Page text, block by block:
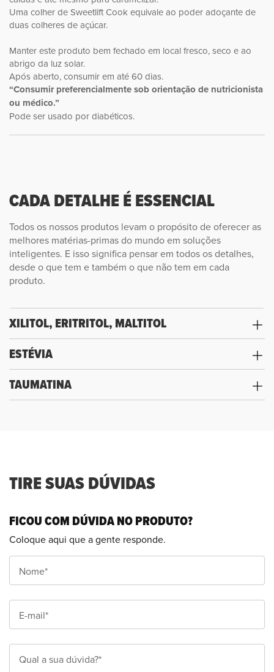
FAVORITA.
bolos com Sweetlift Cook.
Uma colher de Sweetlift Cook equivale ao poder adoçante de
duas colheres de açúcar.
Manter este produto bem fechado em local fresco, seco e ao
abrigo da luz solar.
Após aberto, consumir em até 60 dias.
“Consumir preferencialmente sob orientação de nutricionista
ou médico.”
Pode ser usado por diabéticos.
CADA DETALHE É ESSENCIAL
Todos os nossos produtos levam o propósito de oferecer as
melhores matérias-primas do mundo em soluções
inteligentes. E isso significa pensar em todos os detalhes,
desde o que tem e também o que não tem em cada
produto.
XILITOL, ERITRITOL, MALTITOL
ESTÉVIA
TAUMATINA
TIRE SUAS DÚVIDAS
FICOU COM DÚVIDA NO PRODUTO?
Coloque aqui que a gente responde.
Nome*
E-mail*
Qual a sua dúvida?*